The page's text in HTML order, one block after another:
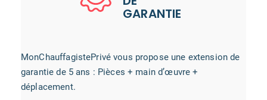
GARANTIE
MonChauffagistePrivé vous propose une extension de
garantie de 5 ans : Pièces + main d’œuvre +
déplacement.